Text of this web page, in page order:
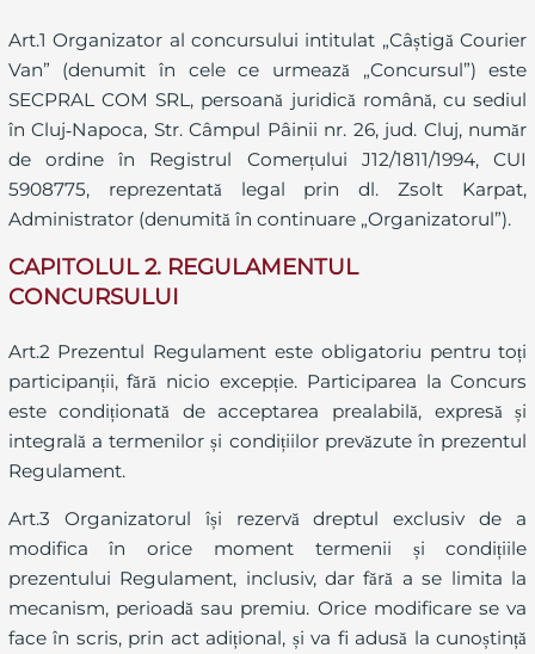
Art.1 Organizator al concursului intitulat „Câștigă Courier
Van” (denumit în cele ce urmează „Concursul”) este
SECPRAL COM SRL, persoană juridică română, cu sediul
în Cluj‑Napoca, Str. Câmpul Pâinii nr. 26, jud. Cluj, număr
de ordine în Registrul Comerțului J12/1811/1994, CUI
5908775, reprezentată legal prin dl. Zsolt Karpat,
Administrator (denumită în continuare „Organizatorul”).
CAPITOLUL 2. REGULAMENTUL
CONCURSULUI
Art.2 Prezentul Regulament este obligatoriu pentru toți
participanții, fără nicio excepție. Participarea la Concurs
este condiționată de acceptarea prealabilă, expresă și
integrală a termenilor și condițiilor prevăzute în prezentul
Regulament.
Art.3 Organizatorul își rezervă dreptul exclusiv de a
modifica în orice moment termenii și condițiile
prezentului Regulament, inclusiv, dar fără a se limita la
mecanism, perioadă sau premiu. Orice modificare se va
face în scris, prin act adițional, și va fi adusă la cunoștință